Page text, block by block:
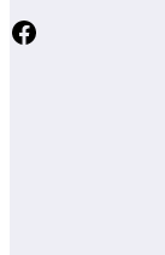
Facebook